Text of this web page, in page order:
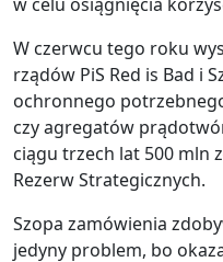
W czerwcu tego roku
rządów PiS Red is Bad i
ochronnego
czy agregatów
ciągu trzech lat 500 mln
Rezerw Strategicznych.
Szopa zamówienia
jedyny problem, bo